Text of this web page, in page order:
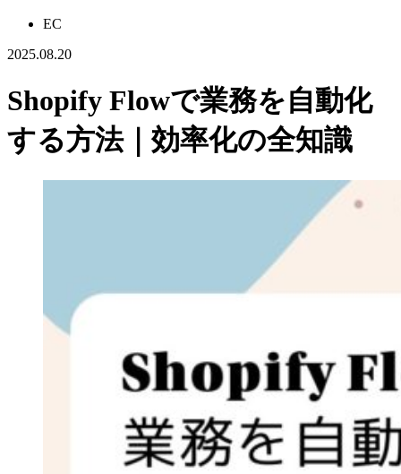
EC
2025.08.20
Shopify Flowで業務を自動化
する方法｜効率化の全知識